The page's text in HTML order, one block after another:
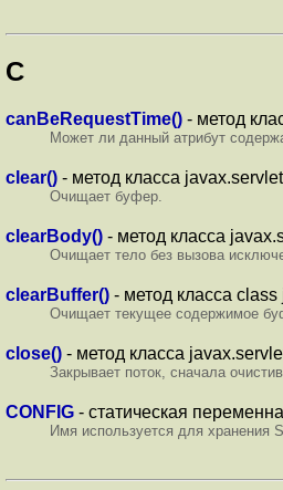
C
canBeRequestTime() - метод
Может ли данный атрибут
clear() - метод класса
Очищает буфер.
clearBody() - метод класса
Очищает тело без вызова
clearBuffer() - метод класса
Очищает текущее содержимое
close() - метод класса
Закрывает поток, сначала
CONFIG - статическая
Имя используется для хранения